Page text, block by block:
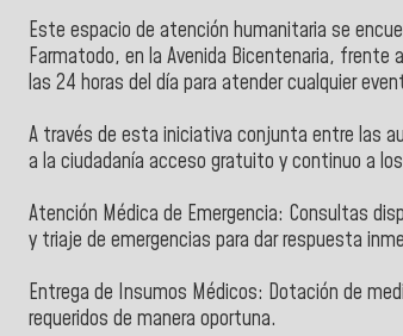
Este espacio de atención humanitaria se
Farmatodo, en la Avenida Bicentenaria, frente
las 24 horas del día para atender cualquier
A través de esta iniciativa conjunta entre las
a la ciudadanía acceso gratuito y continuo a
Atención Médica de Emergencia: Consultas
y triaje de emergencias para dar respuesta
Entrega de Insumos Médicos: Dotación de
requeridos de manera oportuna.